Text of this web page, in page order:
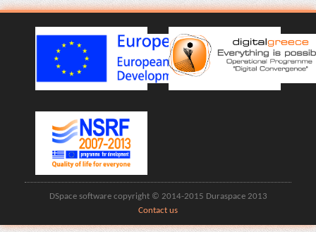
DSpace software copyright © 2014-2015 Duraspace 2013
Contact us